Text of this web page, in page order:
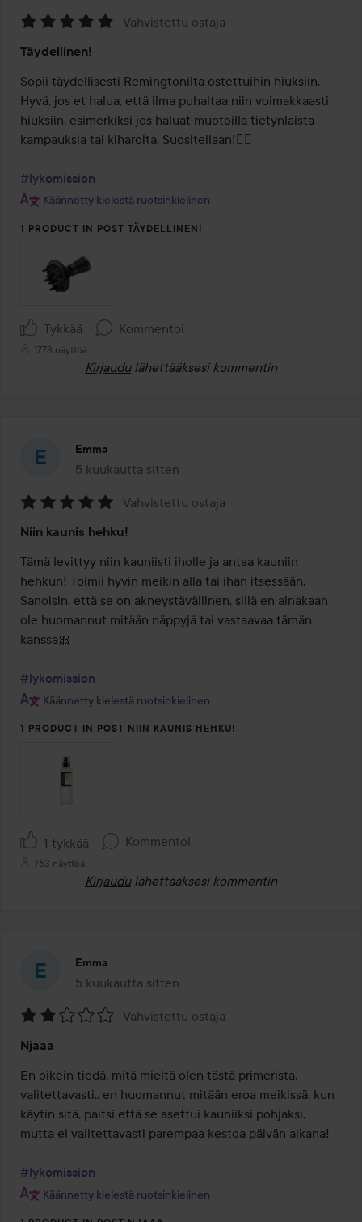
5
/
5
Vahvistettu ostaja
Täydellinen!
Sopii täydellisesti Remingtonilta ostettuihin hiuksiin.
Hyvä, jos et halua, että ilma puhaltaa niin voimakkaasti
hiuksiin, esimerkiksi jos haluat muotoilla tietynlaista
kampauksia tai kiharoita. Suositellaan!👌🏻
#lykomission
Käännetty kielestä ruotsinkielinen
1 PRODUCT IN POST TÄYDELLINEN!
Tykkää Kommentoi
1778 näyttöä
Kirjaudu lähettääksesi kommentin
Emma
5 kuukautta sitten
Viesti luotiin 5 kuukautta sitten
5
/
5
Vahvistettu ostaja
Niin kaunis hehku!
Tämä levittyy niin kauniisti iholle ja antaa kauniin
hehkun! Toimii hyvin meikin alla tai ihan itsessään.
Sanoisin, että se on akneystävällinen, sillä en ainakaan
ole huomannut mitään näppyjä tai vastaavaa tämän
kanssa🎀
#lykomission
Käännetty kielestä ruotsinkielinen
1 PRODUCT IN POST NIIN KAUNIS HEHKU!
1 tykkää Kommentoi
763 näyttöä
Kirjaudu lähettääksesi kommentin
Emma
5 kuukautta sitten
Viesti luotiin 5 kuukautta sitten
2
/
5
Vahvistettu ostaja
Njaaa
En oikein tiedä, mitä mieltä olen tästä primerista,
valitettavasti.. en huomannut mitään eroa meikissä, kun
käytin sitä, paitsi että se asettui kauniiksi pohjaksi,
mutta ei valitettavasti parempaa kestoa päivän aikana!
#lykomission
Käännetty kielestä ruotsinkielinen